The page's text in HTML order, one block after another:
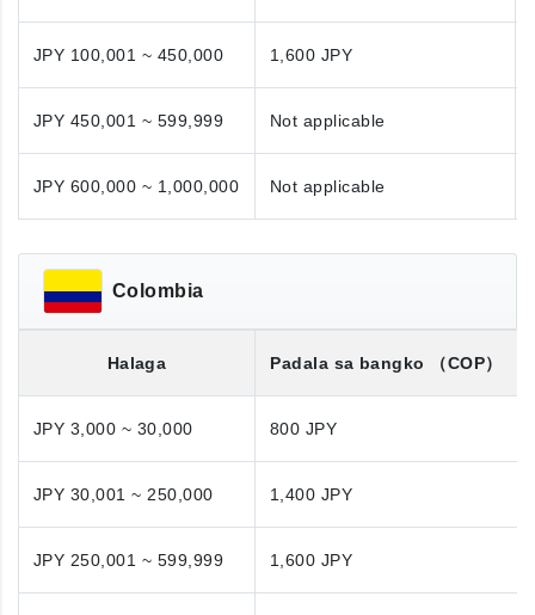
JPY 100,001 ~ 450,000 1,600 JPY
JPY 450,001 ~ 599,999 Not applicable
JPY 600,000 ~ 1,000,000 Not applicable
Colombia
Halaga Padala sa bangko （COP）
JPY 3,000 ~ 30,000 800 JPY
JPY 30,001 ~ 250,000 1,400 JPY
JPY 250,001 ~ 599,999 1,600 JPY